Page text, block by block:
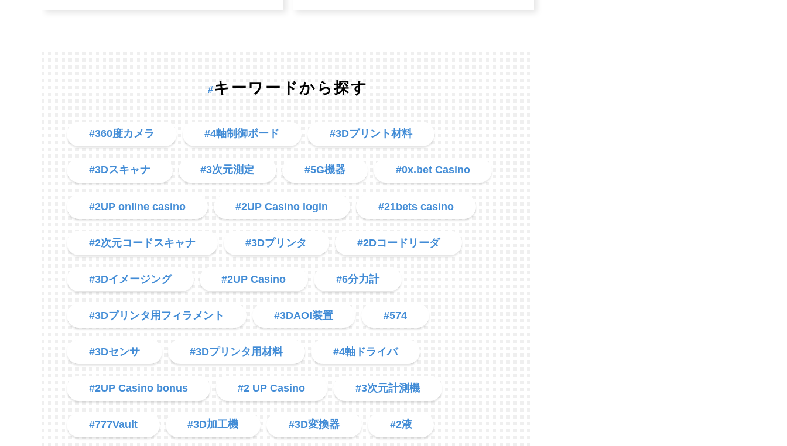
#キーワードから探す
#360度カメラ #4軸制御ボード #3Dプリント材料
#3Dスキャナ #3次元測定 #5G機器 #0x.bet Casino
#2UP online casino #2UP Casino login #21bets casino
#2次元コードスキャナ #3Dプリンタ #2Dコードリーダ
#3Dイメージング #2UP Casino #6分力計
#3Dプリンタ用フィラメント #3DAOI装置 #574
#3Dセンサ #3Dプリンタ用材料 #4軸ドライバ
#2UP Casino bonus #2 UP Casino #3次元計測機
#777Vault #3D加工機 #3D変換器 #2液